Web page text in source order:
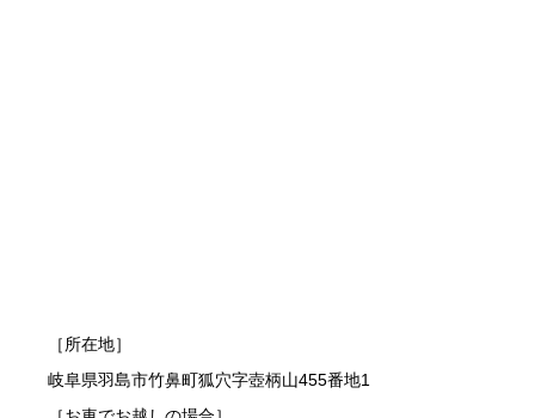
［所在地］
岐阜県羽島市竹鼻町狐穴字壺柄山455番地1